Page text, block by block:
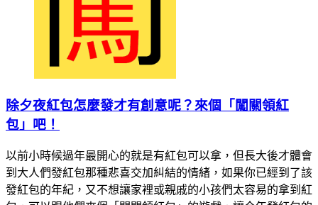
除夕夜紅包怎麼發才有創意呢？來個「闖關領紅
包」吧！
以前小時候過年最開心的就是有紅包可以拿，但長大後才體會
到大人們發紅包那種悲喜交加糾結的情緒，如果你已經到了該
發紅包的年紀，又不想讓家裡或親戚的小孩們太容易的拿到紅